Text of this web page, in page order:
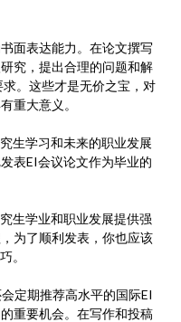
面表达能力。在论文撰写
究，提出合理的问题和解
。这些才是无价之宝，对
重大意义。
生学习和未来的职业发展
表EI会议论文作为毕业的
生学业和职业发展提供强
为了顺利发表，你也应该
。
定期推荐高水平的国际EI
重要机会。在写作和投稿